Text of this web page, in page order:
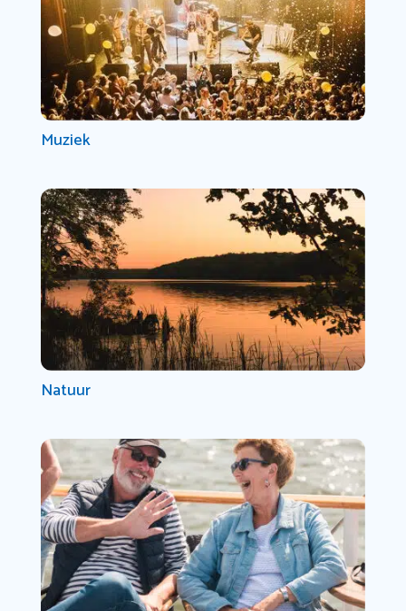
Muziek
Natuur